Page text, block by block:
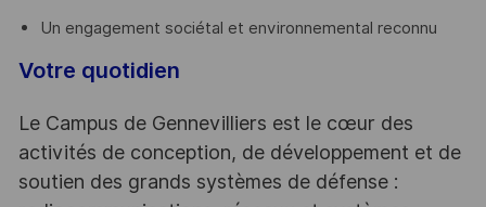
Un engagement sociétal et environnemental reconnu
Votre quotidien
Le Campus de Gennevilliers est le cœur des
activités de conception, de développement et de
soutien des grands systèmes de défense :